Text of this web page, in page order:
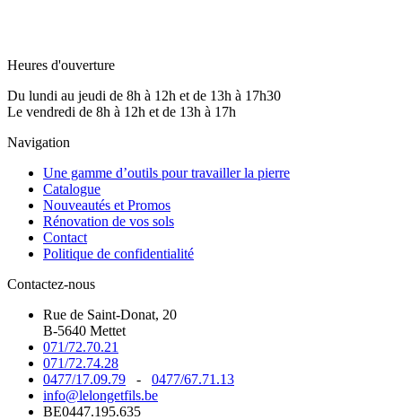
Heures d'ouverture
Du lundi au jeudi de 8h à 12h et de 13h à 17h30
Le vendredi de 8h à 12h et de 13h à 17h
Navigation
Une gamme d’outils pour travailler la pierre
Catalogue
Nouveautés et Promos
Rénovation de vos sols
Contact
Politique de confidentialité
Contactez-nous
Rue de Saint-Donat, 20
B-5640 Mettet
071/72.70.21
071/72.74.28
0477/17.09.79 - 0477/67.71.13
info@lelongetfils.be
BE0447.195.635